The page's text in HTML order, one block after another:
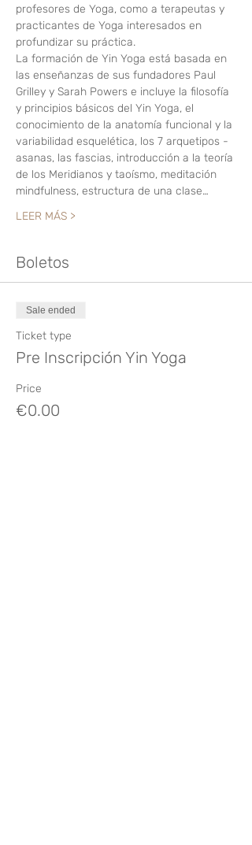
profesores de Yoga, como a terapeutas y
practicantes de Yoga interesados en
profundizar su práctica.
La formación de Yin Yoga está basada en
las enseñanzas de sus fundadores Paul
Grilley y Sarah Powers e incluye la filosofía
y principios básicos del Yin Yoga, el
conocimiento de la anatomía funcional y la
variabilidad esquelética, los 7 arquetipos -
asanas, las fascias, introducción a la teoría
de los Meridianos y taoísmo, meditación
mindfulness, estructura de una clase…
LEER MÁS >
Boletos
Sale ended
Ticket type
Pre Inscripción Yin Yoga
Price
€0.00